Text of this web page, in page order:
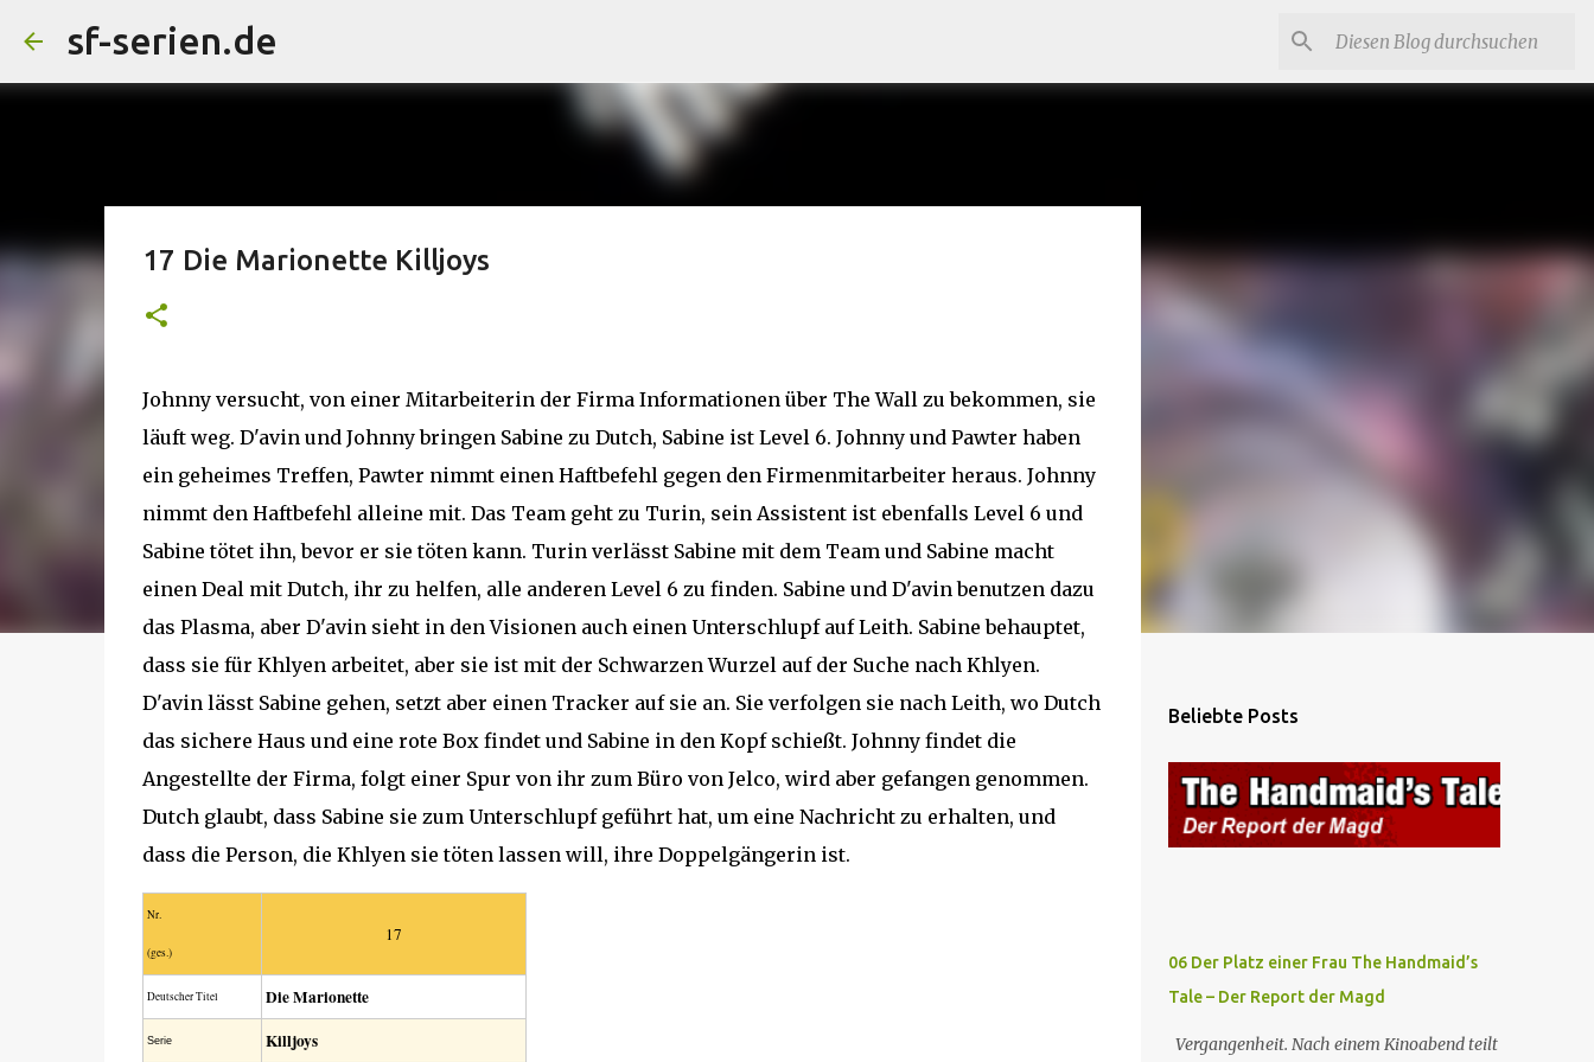
sf-serien.de
17 Die Marionette Killjoys
Johnny versucht, von einer Mitarbeiterin der Firma Informationen über The Wall zu bekommen, sie
läuft weg. D'avin und Johnny bringen Sabine zu Dutch, Sabine ist Level 6. Johnny und Pawter haben
ein geheimes Treffen, Pawter nimmt einen Haftbefehl gegen den Firmenmitarbeiter heraus. Johnny
nimmt den Haftbefehl alleine mit. Das Team geht zu Turin, sein Assistent ist ebenfalls Level 6 und
Sabine tötet ihn, bevor er sie töten kann. Turin verlässt Sabine mit dem Team und Sabine macht
einen Deal mit Dutch, ihr zu helfen, alle anderen Level 6 zu finden. Sabine und D'avin benutzen dazu
das Plasma, aber D'avin sieht in den Visionen auch einen Unterschlupf auf Leith. Sabine behauptet,
dass sie für Khlyen arbeitet, aber sie ist mit der Schwarzen Wurzel auf der Suche nach Khlyen.
D'avin lässt Sabine gehen, setzt aber einen Tracker auf sie an. Sie verfolgen sie nach Leith, wo Dutch
das sichere Haus und eine rote Box findet und Sabine in den Kopf schießt. Johnny findet die
Angestellte der Firma, folgt einer Spur von ihr zum Büro von Jelco, wird aber gefangen genommen.
Dutch glaubt, dass Sabine sie zum Unterschlupf geführt hat, um eine Nachricht zu erhalten, und
dass die Person, die Khlyen sie töten lassen will, ihre Doppelgängerin ist.
Nr.
(ges.)
17
Deutscher Titel Die Marionette
Serie Killjoys
Beliebte Posts
06 Der Platz einer Frau The Handmaid’s
Tale – Der Report der Magd
Vergangenheit. Nach einem Kinoabend teilt